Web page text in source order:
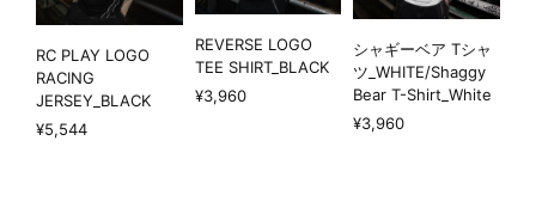
RC PLAY LOGO
RACING
JERSEY_BLACK
¥5,544
REVERSE LOGO
TEE SHIRT_BLACK
¥3,960
シャギーベア Tシャ
ツ_WHITE/Shaggy
Bear T-Shirt_White
¥3,960